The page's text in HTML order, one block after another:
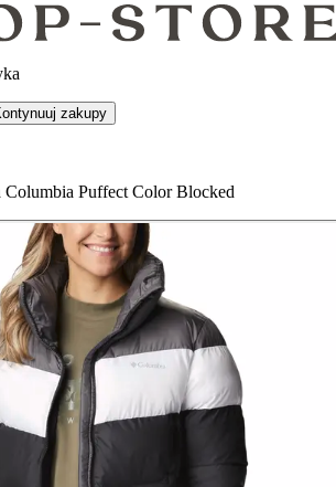
zakupy
Columbia Puffect Color Blocked